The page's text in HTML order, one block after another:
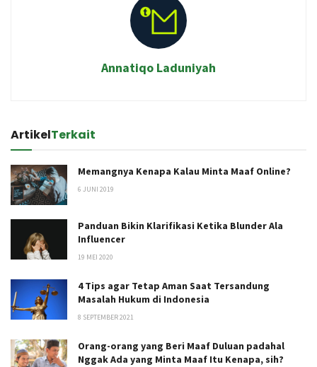
Annatiqo Laduniyah
ArtikelTerkait
Memangnya Kenapa Kalau Minta Maaf Online?
6 JUNI 2019
Panduan Bikin Klarifikasi Ketika Blunder Ala
Influencer
19 MEI 2020
4 Tips agar Tetap Aman Saat Tersandung
Masalah Hukum di Indonesia
8 SEPTEMBER 2021
Orang-orang yang Beri Maaf Duluan padahal
Nggak Ada yang Minta Maaf Itu Kenapa, sih?